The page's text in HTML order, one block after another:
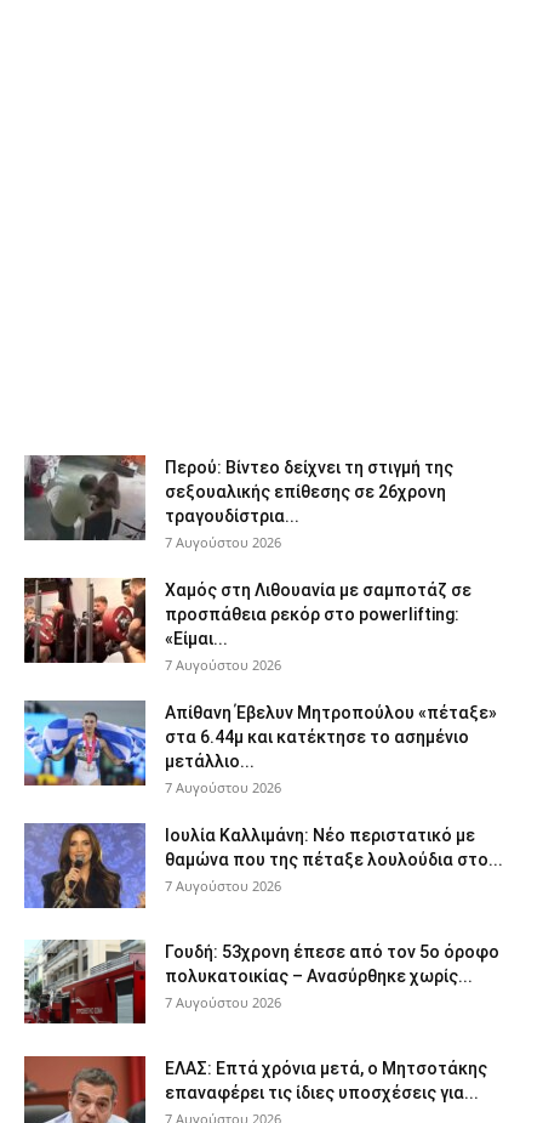
Περού: Βίντεο δείχνει τη στιγμή της
σεξουαλικής επίθεσης σε 26χρονη
τραγουδίστρια...
7 Αυγούστου 2026
Χαμός στη Λιθουανία με σαμποτάζ σε
προσπάθεια ρεκόρ στο powerlifting:
«Είμαι...
7 Αυγούστου 2026
Απίθανη Έβελυν Μητροπούλου «πέταξε»
στα 6.44μ και κατέκτησε το ασημένιο
μετάλλιο...
7 Αυγούστου 2026
Ιουλία Καλλιμάνη: Νέο περιστατικό με
θαμώνα που της πέταξε λουλούδια στο...
7 Αυγούστου 2026
Γουδή: 53χρονη έπεσε από τον 5ο όροφο
πολυκατοικίας – Ανασύρθηκε χωρίς...
7 Αυγούστου 2026
ΕΛΑΣ: Επτά χρόνια μετά, ο Μητσοτάκης
επαναφέρει τις ίδιες υποσχέσεις για...
7 Αυγούστου 2026